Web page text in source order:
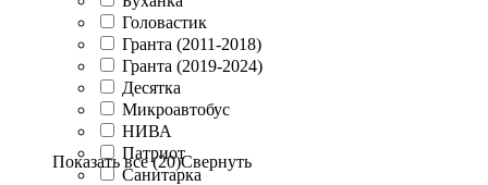
Головастик
Гранта (2011-2018)
Гранта (2019-2024)
Десятка
Микроавтобус
НИВА
Патриот
Санитарка
Показать все (20)Свернуть